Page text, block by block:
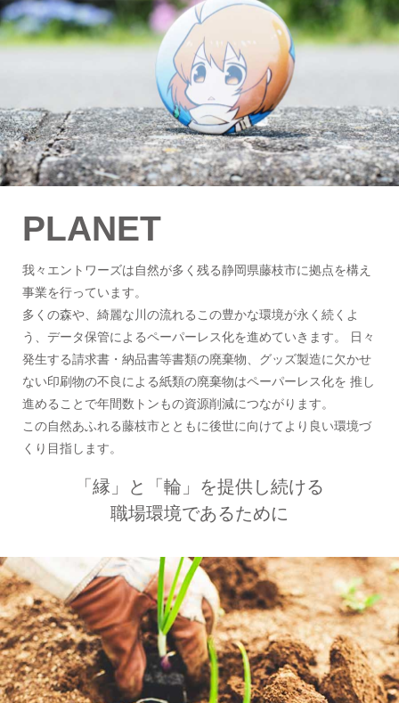
PLANET
我々エントワーズは自然が多く残る静岡県藤枝市に拠点を構え
事業を行っています。
多くの森や、綺麗な川の流れるこの豊かな環境が永く続くよ
う、データ保管によるペーパーレス化を進めていきます。 日々
発生する請求書・納品書等書類の廃棄物、グッズ製造に欠かせ
ない印刷物の不良による紙類の廃棄物はペーパーレス化を 推し
進めることで年間数トンもの資源削減につながります。
この自然あふれる藤枝市とともに後世に向けてより良い環境づ
くり目指します。
「縁」と「輪」を提供し続ける
職場環境であるために